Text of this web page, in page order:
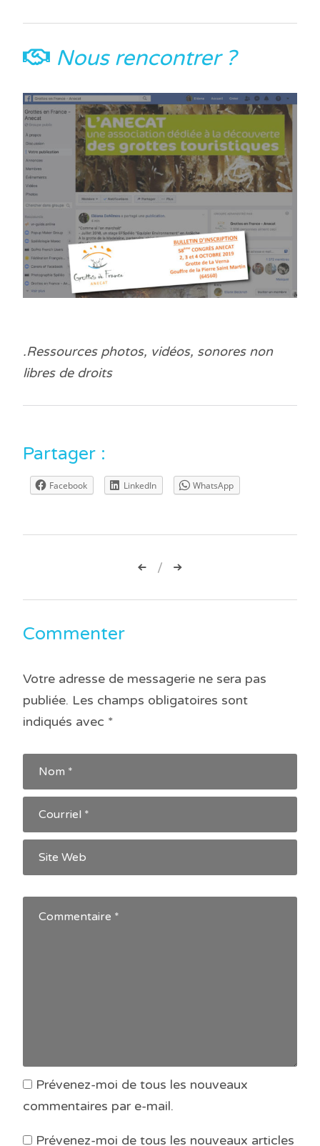
Nous rencontrer ?
.Ressources photos, vidéos, sonores non
libres de droits
Partager :
Facebook LinkedIn WhatsApp
Navigation
de
l’article
Commenter
Votre adresse de messagerie ne sera pas
publiée. Les champs obligatoires sont
indiqués avec *
Prévenez-moi de tous les nouveaux
commentaires par e-mail.
Prévenez-moi de tous les nouveaux articles